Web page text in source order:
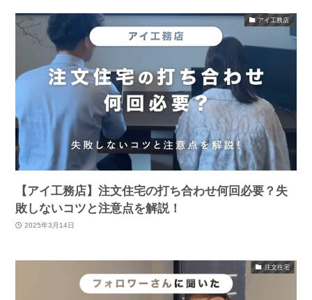
アイ工務店
【アイ工務店】注文住宅の打ち合わせ何回必要？失
敗しないコツと注意点を解説！
2025年3月14日
注文住宅